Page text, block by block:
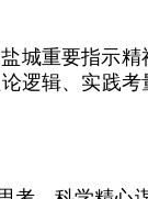
城重要指示
逻辑、实践